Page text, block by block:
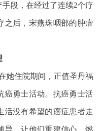
段，在经过了连续2个疗
之后，宋燕珠咽部的肿瘤
她住院期间，正值圣丹福
癌勇士活动。抗癌勇士活
活没有希望的癌症患者走
导，让他们重建信心，燃